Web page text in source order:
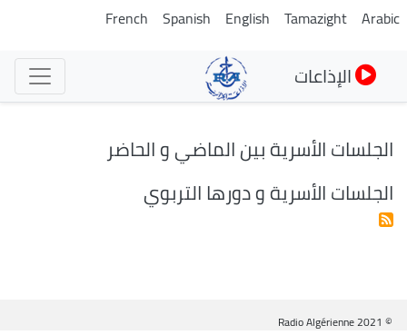
تجاوز
Arabic
Tamazight
English
Spanish
French
الإذاعات
الجلسات الأسرية بين الماضي و الحاضر
الجلسات الأسرية و دورها التربوي
© Radio Algérienne 2021